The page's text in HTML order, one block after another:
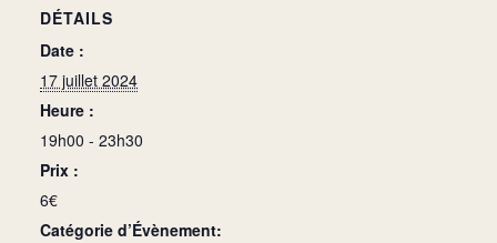
DÉTAILS
Date :
17 juillet 2024
Heure :
19h00 - 23h30
Prix :
6€
Catégorie d’Évènement: